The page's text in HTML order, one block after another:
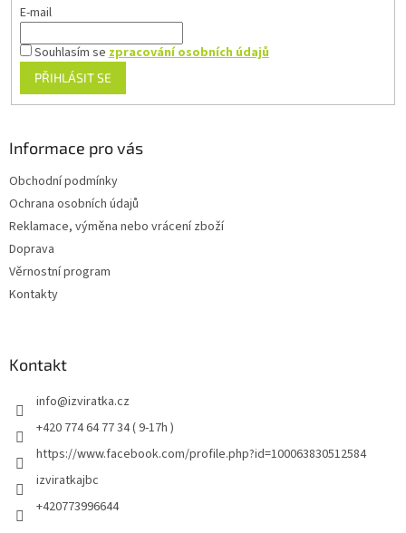
E-mail
Souhlasím sezpracování osobních údajů
PŘIHLÁSIT SE
Informace pro vás
Obchodní podmínky
Ochrana osobních údajů
Reklamace, výměna nebo vrácení zboží
Doprava
Věrnostní program
Kontakty
Kontakt
info@izviratka.cz
+420 774 64 77 34 ( 9-17h )
https://www.facebook.com/profile.php?id=100063830512584
izviratkajbc
+420773996644